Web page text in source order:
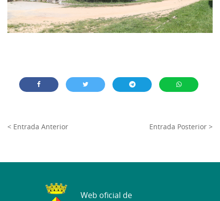
< Entrada Anterior Entrada Posterior >
Web oficial de